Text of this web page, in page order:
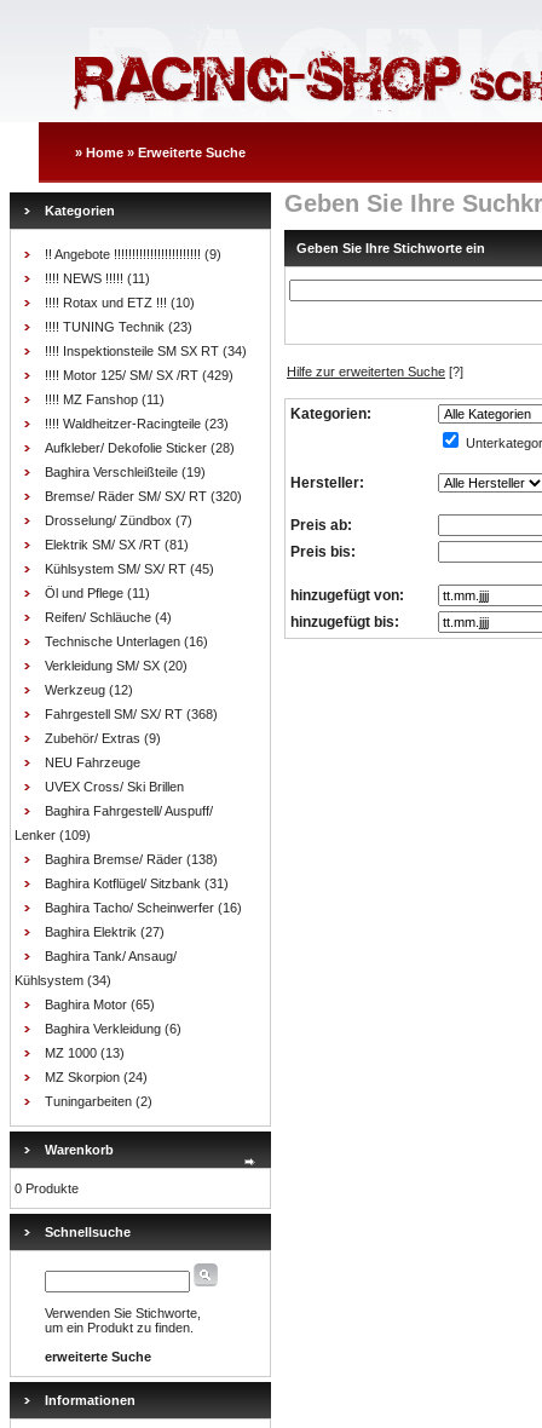
» Home » Erweiterte Suche
Kategorien
!! Angebote !!!!!!!!!!!!!!!!!!!!!!!! (9)
!!!! NEWS !!!!! (11)
!!!! Rotax und ETZ !!! (10)
!!!! TUNING Technik (23)
!!!! Inspektionsteile SM SX RT (34)
!!!! Motor 125/ SM/ SX /RT (429)
!!!! MZ Fanshop (11)
!!!! Waldheitzer-Racingteile (23)
Aufkleber/ Dekofolie Sticker (28)
Baghira Verschleißteile (19)
Bremse/ Räder SM/ SX/ RT (320)
Drosselung/ Zündbox (7)
Elektrik SM/ SX /RT (81)
Kühlsystem SM/ SX/ RT (45)
Öl und Pflege (11)
Reifen/ Schläuche (4)
Technische Unterlagen (16)
Verkleidung SM/ SX (20)
Werkzeug (12)
Fahrgestell SM/ SX/ RT (368)
Zubehör/ Extras (9)
NEU Fahrzeuge
UVEX Cross/ Ski Brillen
Baghira Fahrgestell/ Auspuff/
Lenker (109)
Baghira Bremse/ Räder (138)
Baghira Kotflügel/ Sitzbank (31)
Baghira Tacho/ Scheinwerfer (16)
Baghira Elektrik (27)
Baghira Tank/ Ansaug/
Kühlsystem (34)
Baghira Motor (65)
Baghira Verkleidung (6)
MZ 1000 (13)
MZ Skorpion (24)
Tuningarbeiten (2)
Warenkorb
0 Produkte
Schnellsuche
Verwenden Sie Stichworte,
um ein Produkt zu finden.
erweiterte Suche
Informationen
Geben Sie Ihre
Geben Sie Ihre Stichworte ein
Hilfe zur erweiterten Suche [?]
Kategorien:
Hersteller:
Preis ab:
Preis bis:
hinzugefügt von:
hinzugefügt bis: